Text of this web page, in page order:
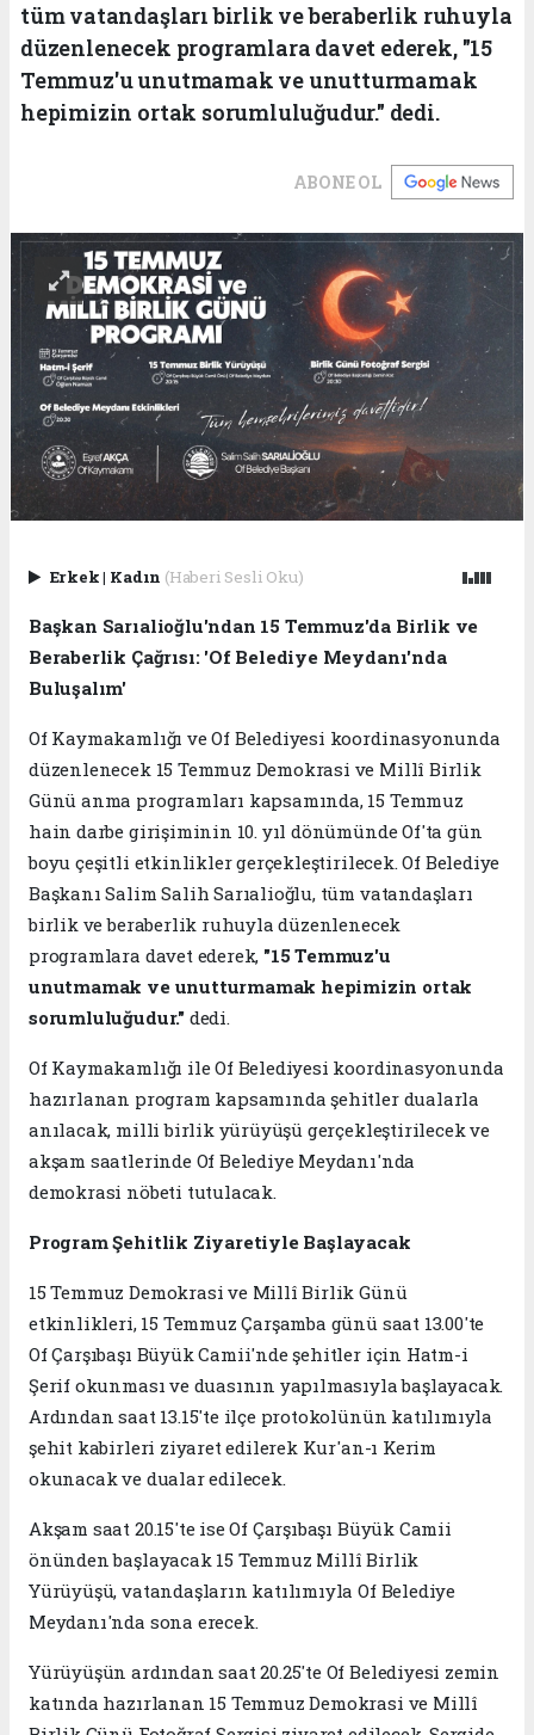
tüm vatandaşları birlik ve beraberlik ruhuyla
düzenlenecek programlara davet ederek, "15
Temmuz'u unutmamak ve unutturmamak
hepimizin ortak sorumluluğudur." dedi.
ABONE OL
Erkek| Kadın (Haberi Sesli Oku)
Başkan Sarıalioğlu'ndan 15 Temmuz'da Birlik ve
Beraberlik Çağrısı: 'Of Belediye Meydanı'nda
Buluşalım'
Of Kaymakamlığı ve Of Belediyesi koordinasyonunda
düzenlenecek 15 Temmuz Demokrasi ve Millî Birlik
Günü anma programları kapsamında, 15 Temmuz
hain darbe girişiminin 10. yıl dönümünde Of'ta gün
boyu çeşitli etkinlikler gerçekleştirilecek. Of Belediye
Başkanı Salim Salih Sarıalioğlu, tüm vatandaşları
birlik ve beraberlik ruhuyla düzenlenecek
programlara davet ederek, "15 Temmuz'u
unutmamak ve unutturmamak hepimizin ortak
sorumluluğudur." dedi.
Of Kaymakamlığı ile Of Belediyesi koordinasyonunda
hazırlanan program kapsamında şehitler dualarla
anılacak, milli birlik yürüyüşü gerçekleştirilecek ve
akşam saatlerinde Of Belediye Meydanı'nda
demokrasi nöbeti tutulacak.
Program Şehitlik Ziyaretiyle Başlayacak
15 Temmuz Demokrasi ve Millî Birlik Günü
etkinlikleri, 15 Temmuz Çarşamba günü saat 13.00'te
Of Çarşıbaşı Büyük Camii'nde şehitler için Hatm-i
Şerif okunması ve duasının yapılmasıyla başlayacak.
Ardından saat 13.15'te ilçe protokolünün katılımıyla
şehit kabirleri ziyaret edilerek Kur'an-ı Kerim
okunacak ve dualar edilecek.
Akşam saat 20.15'te ise Of Çarşıbaşı Büyük Camii
önünden başlayacak 15 Temmuz Millî Birlik
Yürüyüşü, vatandaşların katılımıyla Of Belediye
Meydanı'nda sona erecek.
Yürüyüşün ardından saat 20.25'te Of Belediyesi zemin
katında hazırlanan 15 Temmuz Demokrasi ve Millî